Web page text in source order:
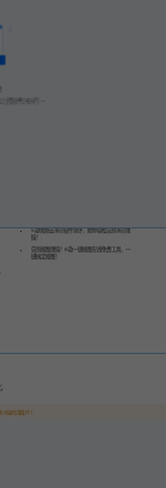
5款视频去水印软件测评，助你轻松告别水印烦
恼！
告别抠图烦恼！6款一键抠图在线免费工具，一
键搞定抠图！